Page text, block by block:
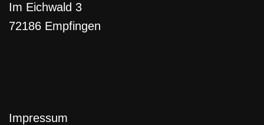
Im Eichwald 3
72186 Empfingen
Impressum